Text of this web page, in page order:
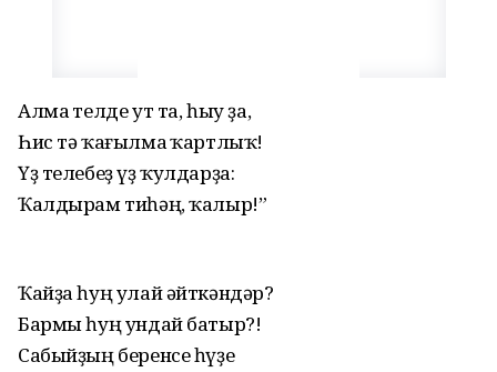
Алмаҫ телде ут та, һыу ҙа,
Һис тә ҡағылмаҫ ҡартлыҡ!
Үҙ телебеҙ үҙ ҡулдарҙа:
Ҡалдырам тиһәң, ҡалыр!”
Ҡайҙа һуң улай әйткәндәр?
Бармы һуң ундай батыр?!
Сабыйҙың беренсе һүҙе